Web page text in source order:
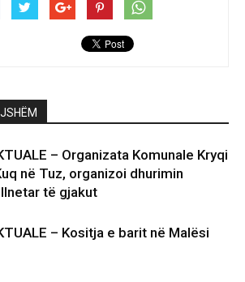
– Organizata Komunale Kryqi
në Tuz, organizoi dhurimin
të gjakut
– Kositja e barit në Malësi